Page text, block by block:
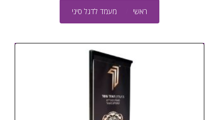
ראשי מעמד לדגל סיני